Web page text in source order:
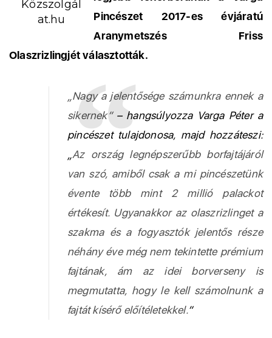
Közszolgál
at.hu
Pincészet 2017-es évjáratú
Aranymetszés Friss
Olaszrizlingjét választották.
„Nagy a jelentősége számunkra ennek a
sikernek” – hangsúlyozza Varga Péter a
pincészet tulajdonosa, majd hozzáteszi:
Az ország legnépszerűbb borfajtájáról
van szó, amiből csak a mi pincészetünk
évente több mint 2 millió palackot
értékesít. Ugyanakkor az olaszrizlinget a
szakma és a fogyasztók jelentős része
néhány éve még nem tekintette prémium
fajtának, ám az idei borverseny is
megmutatta, hogy le kell számolnunk a
fajtát kísérő előítéletekkel.”